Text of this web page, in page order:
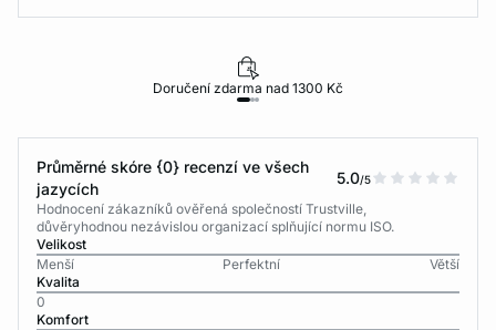
Doručení zdarma nad 1300 Kč
Průměrné skóre {0} recenzí ve všech
jazycích
5.0/5
Hodnocení zákazníků ověřená společností Trustville,
důvěryhodnou nezávislou organizací splňující normu ISO.
Velikost
Menší
Perfektní
Větší
Kvalita
0
Komfort